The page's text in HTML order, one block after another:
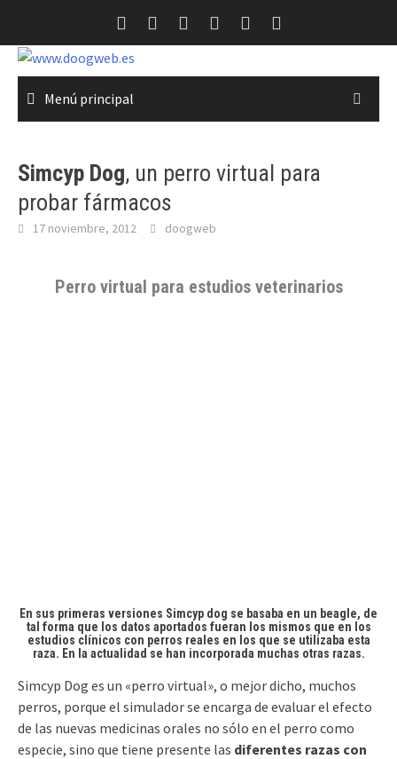
contenido
Menú principal
Simcyp Dog, un perro virtual para
probar fármacos
17 noviembre, 2012 doogweb
Perro virtual para estudios veterinarios
En sus primeras versiones Simcyp dog se basaba en un beagle, de
tal forma que los datos aportados fueran los mismos que en los
estudios clínicos con perros reales en los que se utilizaba esta
raza. En la actualidad se han incorporada muchas otras razas.
Simcyp Dog es un «perro virtual», o mejor dicho, muchos
perros, porque el simulador se encarga de evaluar el efecto
de las nuevas medicinas orales no sólo en el perro como
especie, sino que tiene presente las diferentes razas con